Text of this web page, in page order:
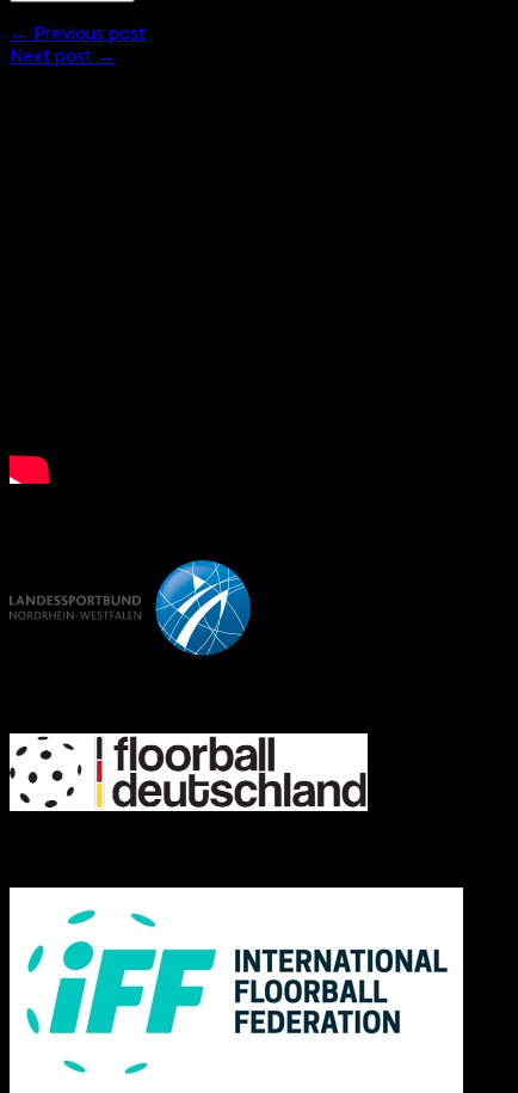
← Previous post
Next post →